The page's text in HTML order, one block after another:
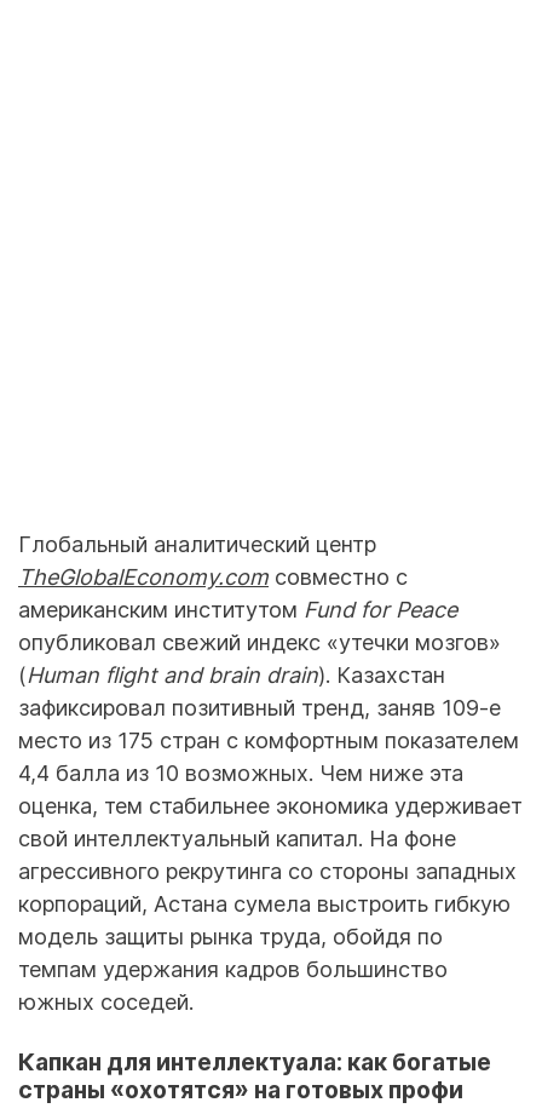
Глобальный аналитический центр
TheGlobalEconomy.com совместно с
американским институтом Fund for Peace
опубликовал свежий индекс «утечки мозгов»
(Human flight and brain drain). Казахстан
зафиксировал позитивный тренд, заняв 109-е
место из 175 стран с комфортным показателем
4,4 балла из 10 возможных. Чем ниже эта
оценка, тем стабильнее экономика удерживает
свой интеллектуальный капитал. На фоне
агрессивного рекрутинга со стороны западных
корпораций, Астана сумела выстроить гибкую
модель защиты рынка труда, обойдя по
темпам удержания кадров большинство
южных соседей.
Капкан для интеллектуала: как богатые
страны «охотятся» на готовых профи